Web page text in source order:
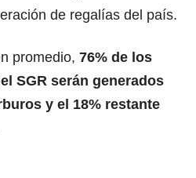
de regalías del país.
promedio, 76% de los
SGR serán generados
y el 18% restante